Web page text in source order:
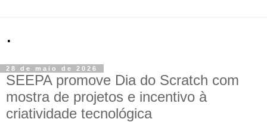
.
28 de maio de 2026
SEEPA promove Dia do Scratch com
mostra de projetos e incentivo à
criatividade tecnológica